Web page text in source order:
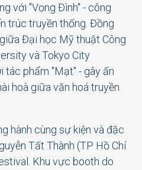
với "Vọng Đình" - công
trúc truyền thống. Đồng
Đại học Mỹ thuật Công
và Tokyo City
tác phẩm "Mạt" - gây ấn
hoà giữa văn hoá truyền
hành cùng sự kiện và đặc
Tất Thành (TP Hồ Chí
Khu vực booth do